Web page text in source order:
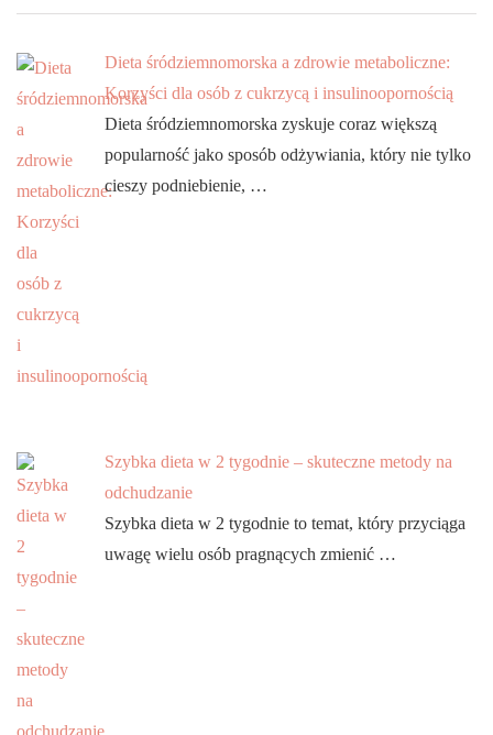
Dieta śródziemnomorska a zdrowie metaboliczne:
Korzyści dla osób z cukrzycą i insulinoopornością
Dieta śródziemnomorska zyskuje coraz większą
popularność jako sposób odżywiania, który nie tylko
cieszy podniebienie, …
Szybka dieta w 2 tygodnie – skuteczne metody na
odchudzanie
Szybka dieta w 2 tygodnie to temat, który przyciąga
uwagę wielu osób pragnących zmienić …